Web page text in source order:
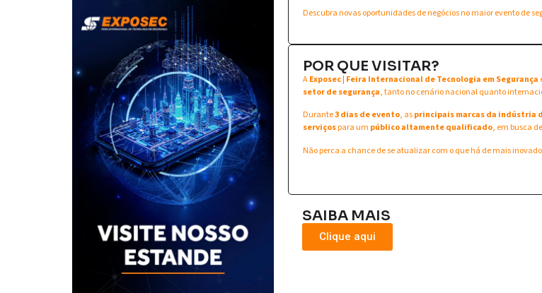
Descubra novas oportunidades de negócios no maior evento de
POR QUE VISITAR?
AExposec | Feira Internacional de Tecnologia em Segurança
setor de segurança, tanto no cenário nacional quanto
Durante3 dias de evento, asprincipais marcas da indústria
serviçospara um público altamente qualificado, em busca de
Não perca a chance de se atualizar com o que há de mais
SAIBA MAIS
Clique aqui